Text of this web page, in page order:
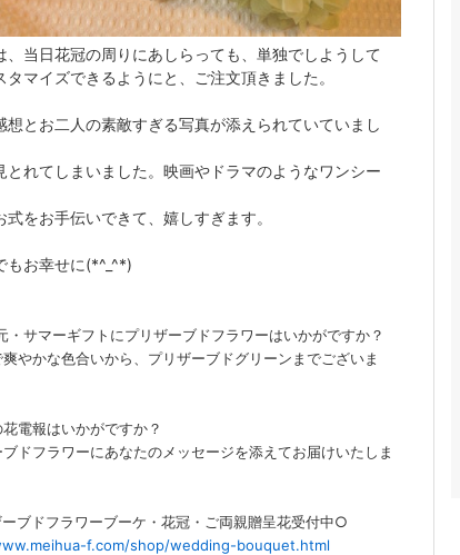
、当日花冠の周りにあしらっても、単独でしようして
タマイズできるようにと、ご注文頂きました。
想とお二人の素敵すぎる写真が添えられていていまし
とれてしまいました。映画やドラマのようなワンシー
式をお手伝いできて、嬉しすぎます。
もお幸せに(*^_^*)
サマーギフトにプリザーブドフラワーはいかがですか？
やかな色合いから、プリザーブドグリーンまでございま
花電報はいかがですか？
ドフラワーにあなたのメッセージを添えてお届けいたしま
ブドフラワーブーケ・花冠・ご両親贈呈花受付中○
f.com/shop/wedding-bouquet.html